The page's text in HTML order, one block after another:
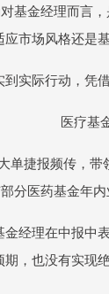
基金经理而言
市场风格还是
实际行动，凭
医疗基
单捷报频传，
分医药基金年
经理在中报中
，也没有实现